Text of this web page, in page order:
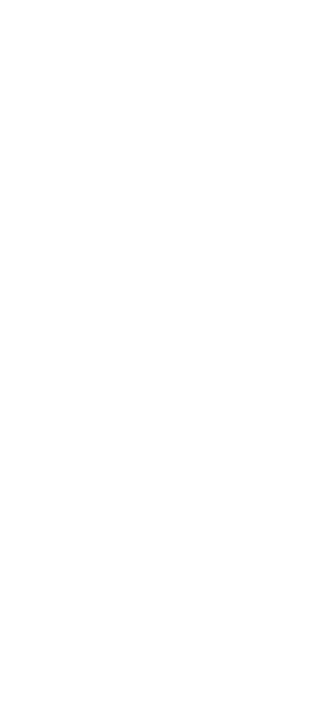
you accept that cookies are used to help us analyze